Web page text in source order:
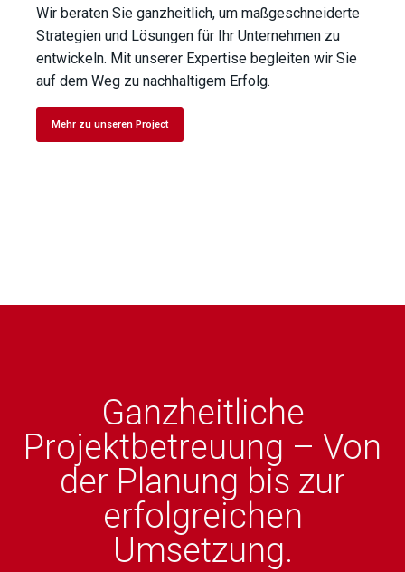
Wir beraten Sie ganzheitlich, um maßgeschneiderte
Strategien und Lösungen für Ihr Unternehmen zu
entwickeln. Mit unserer Expertise begleiten wir Sie
auf dem Weg zu nachhaltigem Erfolg.
Mehr zu unseren Project
Ganzheitliche
Projektbetreuung – Von
der Planung bis zur
erfolgreichen
Umsetzung.